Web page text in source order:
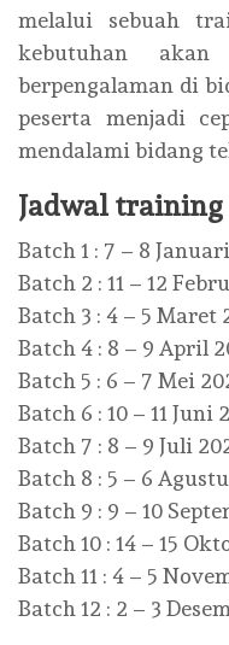
melalui sebuah
kebutuhan
berpengalaman di
peserta menjadi
mendalami bidang
Jadwal
Batch 1 : 7 – 8
Batch 2 : 11 – 12
Batch 3 : 4 – 5 Maret
Batch 4 : 8 – 9 April
Batch 5 : 6 – 7 Mei
Batch 6 : 10 – 11 Juni
Batch 7 : 8 – 9 Juli
Batch 8 : 5 – 6
Batch 9 : 9 – 10
Batch 10 : 14 – 15
Batch 11 : 4 – 5
Batch 12 : 2 – 3